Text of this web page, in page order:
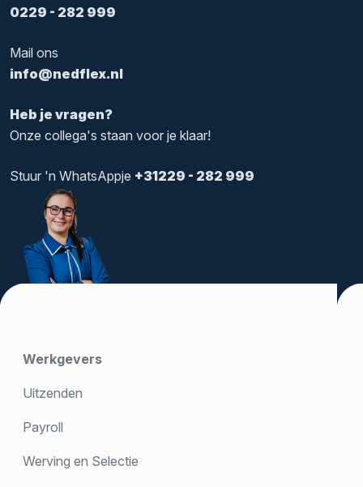
Heb je vragen?
Onze collega's staan voor je klaar!
0229 - 282 999
Mail ons
info@nedflex.nl
Stuur 'n WhatsAppje +31229 - 282 999
Werkgevers
Uitzenden
Payroll
Werving en Selectie